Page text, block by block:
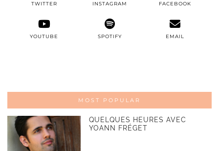
TWITTER INSTAGRAM FACEBOOK
YOUTUBE SPOTIFY EMAIL
MOST POPULAR
QUELQUES HEURES AVEC
YOANN FRÉGET